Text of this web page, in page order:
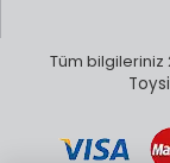
Tüm bilgileriniz